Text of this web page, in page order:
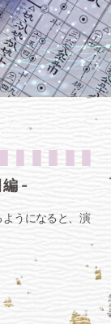
編 -
うになると、演